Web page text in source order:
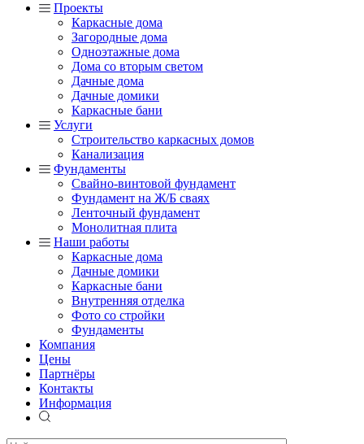
Проекты
Каркасные дома
Загородные дома
Одноэтажные дома
Дома со вторым светом
Дачные дома
Дачные домики
Каркасные бани
Услуги
Строительство каркасных домов
Канализация
Фундаменты
Свайно-винтовой фундамент
Фундамент на Ж/Б сваях
Ленточный фундамент
Монолитная плита
Наши работы
Каркасные дома
Дачные домики
Каркасные бани
Внутренняя отделка
Фото со стройки
Фундаменты
Компания
Цены
Партнёры
Контакты
Информация